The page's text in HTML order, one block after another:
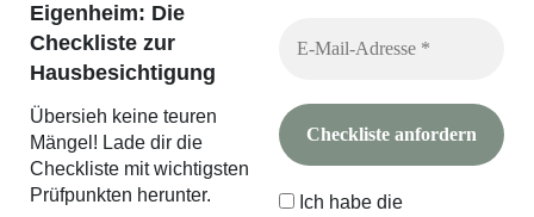
Eigenheim: Die
Checkliste zur
Hausbesichtigung
Übersieh keine teuren
Mängel! Lade dir die
Checkliste mit wichtigsten
Prüfpunkten herunter.
Ich habe die